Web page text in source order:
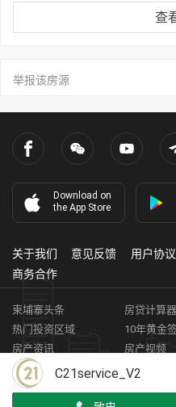
查
举报该房源
C21service_V2
Download on
the App Store
关于我们 意见反馈 用户协议
商务合作
柬埔寨头条 房贷计算器
热门投资区域
10年黄金
房产资讯
房产视频
获取客资
柬埔寨房地
2026 HARBOR